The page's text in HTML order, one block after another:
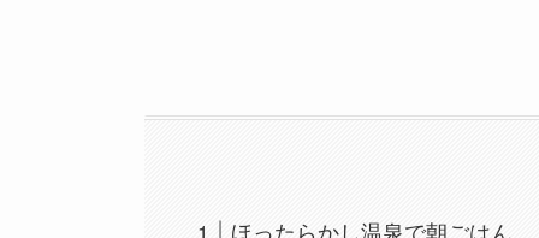
ほったらかし温泉で朝ごはん